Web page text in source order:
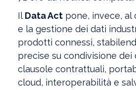
IlData Act pone, invece, al
e la gestione dei dati
prodotti connessi,
precise su condivisione dei
clausole contrattuali,
cloud, interoperabilità e